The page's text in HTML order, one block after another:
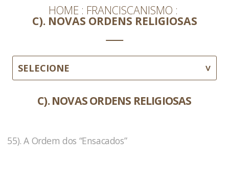
HOME FRANCISCANISMO
C). NOVAS ORDENS RELIGIOSAS
SELECIONE
C). NOVAS ORDENS RELIGIOSAS
55). A Ordem dos “Ensacados”